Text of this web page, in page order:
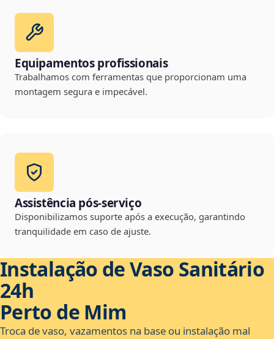
Equipamentos profissionais
Trabalhamos com ferramentas que proporcionam uma
montagem segura e impecável.
Assistência pós-serviço
Disponibilizamos suporte após a execução, garantindo
tranquilidade em caso de ajuste.
Instalação de Vaso Sanitário
24h
Perto de Mim
Troca de vaso, vazamentos na base ou instalação mal